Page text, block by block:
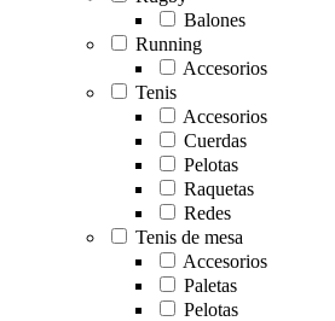
Balones
Running
Accesorios
Tenis
Accesorios
Cuerdas
Pelotas
Raquetas
Redes
Tenis de mesa
Accesorios
Paletas
Pelotas